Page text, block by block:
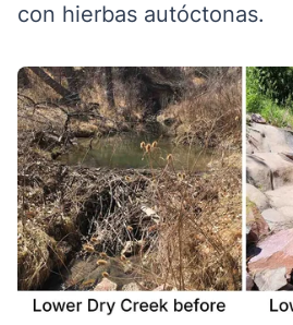
con hierbas autóctonas.